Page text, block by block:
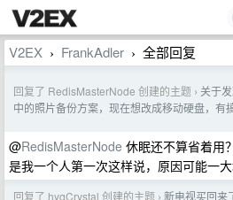
V2EX › FrankAdler › 全部回复
回复了 RedisMasterNode 创建的主题 › 关于
中的照片备份方案，现在想改成移动硬盘，有
@RedisMasterNode 休眠还不算省着用
是我一个人第一次这样说，原因可能一
回复了 hyqCrystal 创建的主题 › 新电视买回来